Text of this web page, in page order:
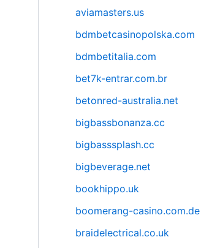
aviamasters.us
bdmbetcasinopolska.com
bdmbetitalia.com
bet7k-entrar.com.br
betonred-australia.net
bigbassbonanza.cc
bigbasssplash.cc
bigbeverage.net
bookhippo.uk
boomerang-casino.com.de
braidelectrical.co.uk